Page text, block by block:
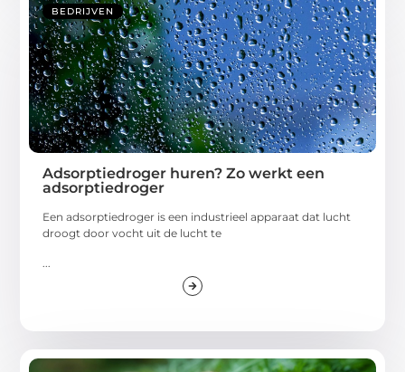
BEDRIJVEN
Adsorptiedroger huren? Zo werkt een
adsorptiedroger
Een adsorptiedroger is een industrieel apparaat dat lucht
droogt door vocht uit de lucht te